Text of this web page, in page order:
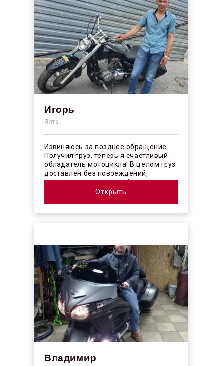
Игорь
Ялта
Извиняюсь за позднее обращение.
Получил груз, теперь я счастливый
обладатель мотоцикла! В целом груз
доставлен без повреждений,
огорчило отсутствие плёночного
Открыть
Владимир